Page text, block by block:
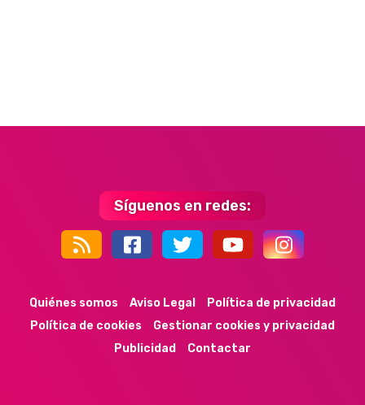
Síguenos en redes:
44k 9k 35k 352
Quiénes somos Aviso Legal
Política de privacidad
Política de cookies
Gestionar cookies y privacidad
Publicidad
Contactar